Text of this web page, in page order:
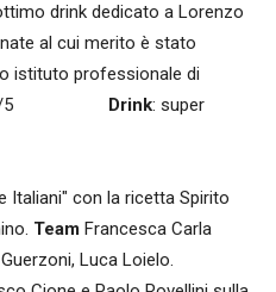
drink dedicato a Lorenzo
al cui merito è stato
istituto professionale di
5/5 Drink: super
Italiani" con la ricetta Spirito
Team Francesca Carla
Luca Loielo.